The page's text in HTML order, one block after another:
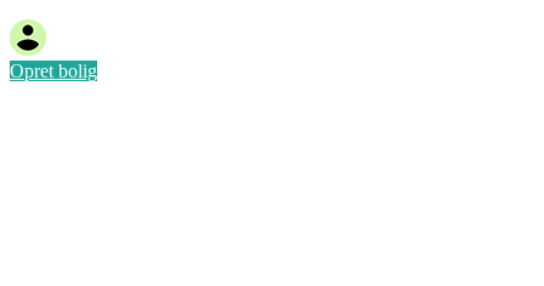
Opret bolig